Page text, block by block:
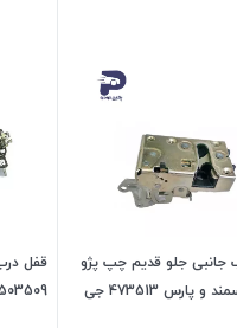
جانبی جلو قدیم چپ پژو
405 و سمند و پارس 473513 جی
قفل
503509 جی ای اس